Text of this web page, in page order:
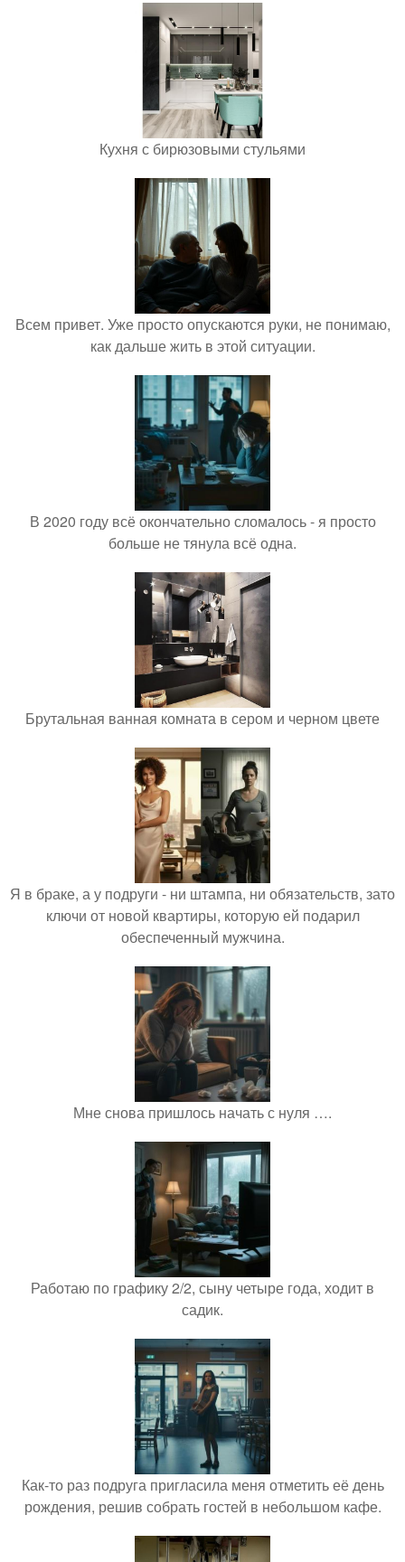
Кухня с бирюзовыми стульями
Всем привет. Уже просто опускаются руки, не понимаю,
как дальше жить в этой ситуации.
В 2020 году всё окончательно сломалось - я просто
больше не тянула всё одна.
Брутальная ванная комната в сером и черном цвете
Я в браке, а у подруги - ни штампа, ни обязательств, зато
ключи от новой квартиры, которую ей подарил
обеспеченный мужчина.
Мне снова пришлось начать с нуля ….
Работаю по графику 2/2, сыну четыре года, ходит в
садик.
Как-то раз подруга пригласила меня отметить её день
рождения, решив собрать гостей в небольшом кафе.